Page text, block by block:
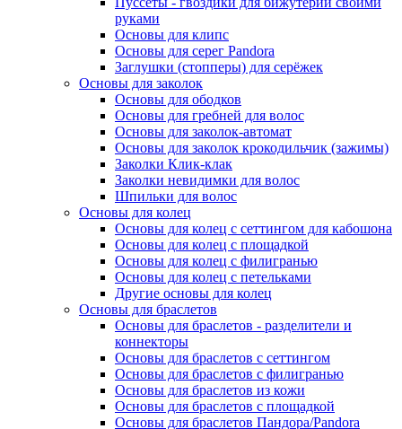
руками
Основы для клипс
Основы для серег Pandora
Заглушки (стопперы) для серёжек
Основы для заколок
Основы для ободков
Основы для гребней для волос
Основы для заколок-автомат
Основы для заколок крокодильчик (зажимы)
Заколки Клик-клак
Заколки невидимки для волос
Шпильки для волос
Основы для колец
Основы для колец с сеттингом для кабошона
Основы для колец с площадкой
Основы для колец с филигранью
Основы для колец с петельками
Другие основы для колец
Основы для браслетов
Основы для браслетов - разделители и
коннекторы
Основы для браслетов с сеттингом
Основы для браслетов с филигранью
Основы для браслетов из кожи
Основы для браслетов с площадкой
Основы для браслетов Пандора/Pandora